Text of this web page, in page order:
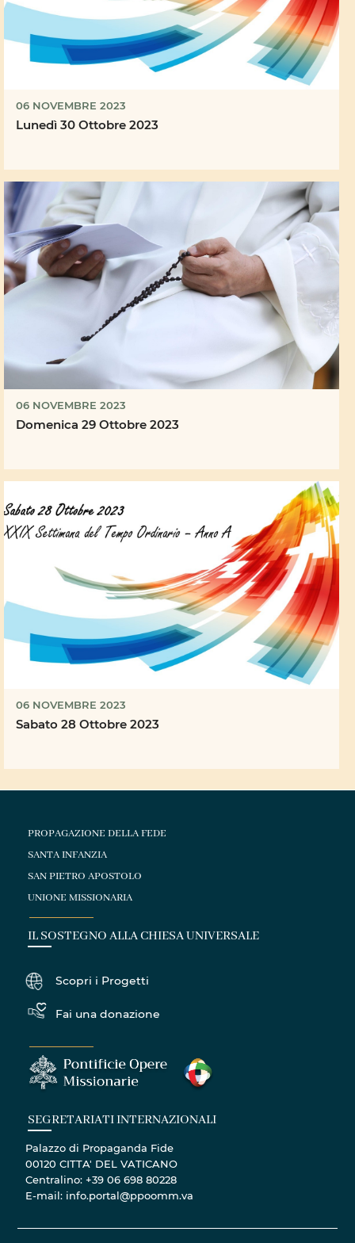
06 NOVEMBRE 2023
Lunedì 30 Ottobre 2023
06 NOVEMBRE 2023
Domenica 29 Ottobre 2023
06 NOVEMBRE 2023
Sabato 28 Ottobre 2023
PROPAGAZIONE DELLA FEDE
SANTA INFANZIA
SAN PIETRO APOSTOLO
UNIONE MISSIONARIA
IL SOSTEGNO ALLA CHIESA UNIVERSALE
Scopri i Progetti
Fai una donazione
SEGRETARIATI INTERNAZIONALI
Palazzo di Propaganda Fide
00120 CITTA' DEL VATICANO
Centralino: +39 06 698 80228
E-mail: info.portal@ppoomm.va